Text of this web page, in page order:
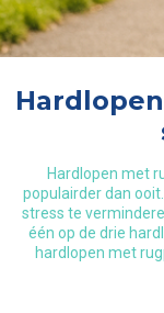
Hardlopen met
populairder dan
stress te
één op de drie
hardlopen met